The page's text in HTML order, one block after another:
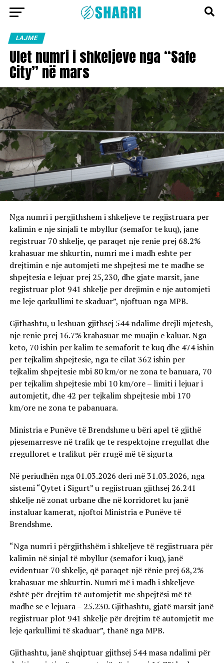
LAJME
Ulet numri i shkeljeve nga “Safe
City” në mars
Nga numri i pergjithshem i shkeljeve te regjistruara per
kalimin e nje sinjali te mbyllur (semafor te kuq), jane
registruar 70 shkelje, qe paraqet nje renie prej 68.2%
krahasuar me shkurtin, numri me i madh eshte per
drejtimin e nje automjeti me shpejtesi me te madhe se
shpejtesia e lejuar prej 25,230, dhe gjate marsit, jane
regjistruar plot 941 shkelje per drejimin e nje automjeti
me leje qarkullimi te skaduar”, njoftuan nga MPB.
Gjithashtu, u leshuan gjithsej 544 ndalime drejli mjetesh,
nje renie prej 16.7% krahasuar me muajin e kaluar. Nga
keto, 70 ishin per kalim te semaforit te kuq dhe 474 ishin
per tejkalim shpejtesie, nga te cilat 362 ishin per
tejkalim shpejtesie mbi 80 km/or ne zona te banuara, 70
per tejkalim shpejtesie mbi 10 km/ore – limiti i lejuar i
automjetit, dhe 42 per tejkalim shpejtesie mbi 170
km/ore ne zona te pabanuara.
Ministria e Punëve të Brendshme u bëri apel të gjithë
pjesemarresve në trafik qe te respektojne rregullat dhe
rregulloret e trafikut për rrugë më të sigurta
Në periudhën nga 01.03.2026 deri më 31.03.2026, nga
sistemi “Qytet i Sigurt” u regjistruan gjithsej 26.241
shkelje në zonat urbane dhe në korridoret ku janë
instaluar kamerat, njoftoi Ministria e Punëve të
Brendshme.
“Nga numri i përgjithshëm i shkeljeve të regjistruara për
kalimin në sinjal të mbyllur (semafor i kuq), janë
evidentuar 70 shkelje, që paraqet një rënie prej 68,2%
krahasuar me shkurtin. Numri më i madh i shkeljeve
është për drejtim të automjetit me shpejtësi më të
madhe se e lejuara – 25.230. Gjithashtu, gjatë marsit janë
regjistruar plot 941 shkelje për drejtim të automjetit me
leje qarkullimi të skaduar”, thanë nga MPB.
Gjithashtu, janë shqiptuar gjithsej 544 masa ndalimi për